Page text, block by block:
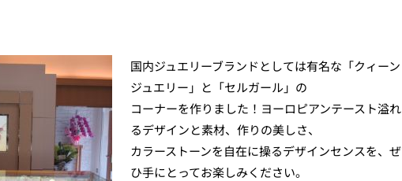
国内ジュエリーブランドとしては有名な「クィーン
ジュエリー」と「セルガール」の
コーナーを作りました！ヨーロピアンテースト溢れ
るデザインと素材、作りの美しさ、
カラーストーンを自在に操るデザインセンスを、ぜ
ひ手にとってお楽しみください。